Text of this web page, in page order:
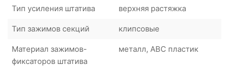
Тип усиления штатива верхняя растяжка
Тип зажимов секций клипсовые
Материал зажимов-
фиксаторов штатива
металл, ABC пластик